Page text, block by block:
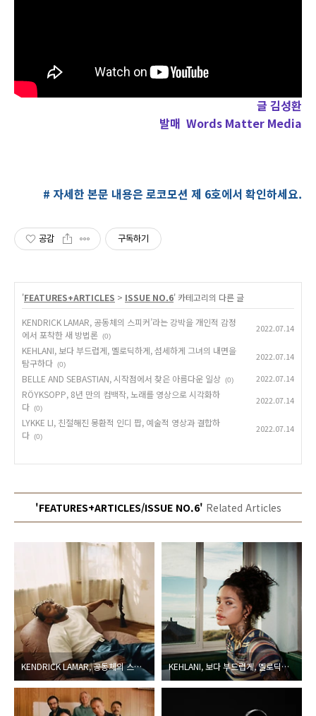
글 김성환
발매 Words Matter Media
# 자세한 본문 내용은 로코모션 제 6호에서 확인하세요.
공감 구독하기
'FEATURES+ARTICLES > ISSUE NO.6' 카테고리의 다른 글
KENDRICK LAMAR, 공동체의 스피커’라는 강박을 개인적 감정
에서 포착한 새 방법론 (0)
2022.07.14
KEHLANI, 보다 부드럽게, 멜로딕하게, 섬세하게 그녀의 내면을
탐구하다 (0)
2022.07.14
BELLE AND SEBASTIAN, 시작점에서 찾은 아름다운 일상 (0) 2022.07.14
RÖYKSOPP, 8년 만의 컴백작, 노래를 영상으로 시각화하
다 (0)
2022.07.14
LYKKE LI, 친절해진 몽환적 인디 팝, 예술적 영상과 결합하
다 (0)
2022.07.14
'FEATURES+ARTICLES/ISSUE NO.6' Related Articles
KENDRICK LAMAR, 공동체의 스피커’라는 강박을 개인적 감정에서 포착한 새 방법론 KEHLANI, 보다 부드럽게, 멜로딕하게, 섬세하게 그녀의 내면을 탐구하다